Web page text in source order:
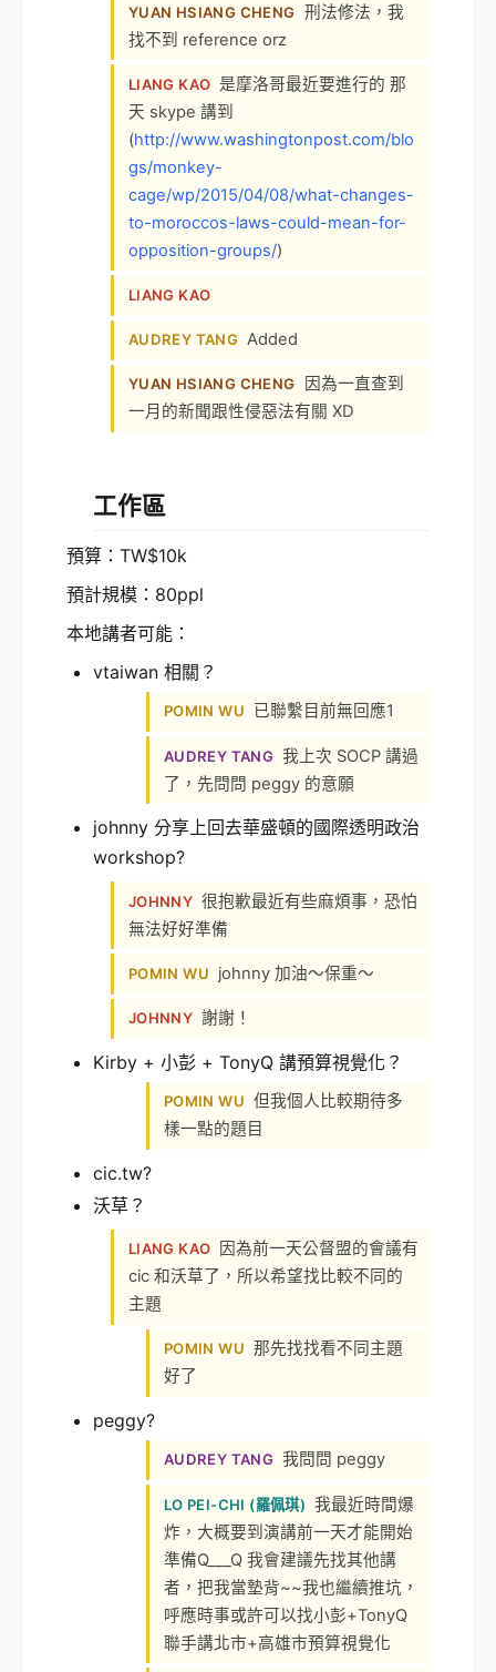
YUAN HSIANG CHENG 刑法修法，我
找不到 reference orz
LIANG KAO 是摩洛哥最近要進行的 那
天 skype 講到
(http://www.washingtonpost.com/blo
gs/monkey-
cage/wp/2015/04/08/what-changes-
to-moroccos-laws-could-mean-for-
opposition-groups/)
LIANG KAO
AUDREY TANG Added
YUAN HSIANG CHENG
因為一直查到
一月的新聞跟性侵惡法有關 XD
工作區
預算：TW$10k
預計規模：80ppl
本地講者可能：
vtaiwan 相關？
POMIN WU 已聯繫目前無回應1
AUDREY TANG 我上次 SOCP 講過
了，先問問 peggy 的意願
johnny 分享上回去華盛頓的國際透明政治
workshop?
JOHNNY 很抱歉最近有些麻煩事，恐怕
無法好好準備
POMIN WU johnny 加油～保重～
JOHNNY 謝謝！
Kirby + 小彭 + TonyQ 講預算視覺化？
POMIN WU 但我個人比較期待多
樣一點的題目
cic.tw?
沃草？
LIANG KAO
因為前一天公督盟的會議有
cic 和沃草了，所以希望找比較不同的
主題
POMIN WU 那先找找看不同主題
好了
peggy?
AUDREY TANG 我問問 peggy
LO PEI-CHI (羅佩琪) 我最近時間爆
炸，大概要到演講前一天才能開始
準備Q___Q 我會建議先找其他講
者，把我當墊背~~我也繼續推坑，
呼應時事或許可以找小彭+TonyQ
聯手講北市+高雄市預算視覺化